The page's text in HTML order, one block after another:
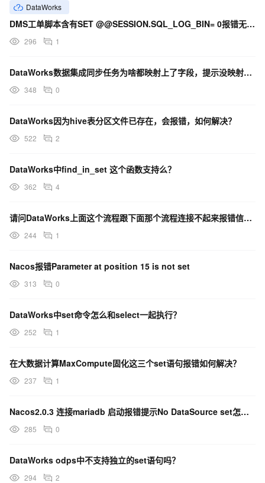
DataWorks
DMS工单脚本含有SET @@SESSION.SQL_LOG_BIN= 0报错无权限
296 1
DataWorks数据集成同步任务为啥都映射上了字段，提示没映射上 然后报错？
348 0
DataWorks因为hive表分区文件已存在，会报错，如何解决？
522 2
DataWorks中find_in_set 这个函数支持么？
362 4
请问DataWorks上面这个流程跟下面那个流程连接不起来报错信息又上角，那该如何操作呢？
244 1
Nacos报错Parameter at position 15 is not set
313 0
DataWorks中set命令怎么和select一起执行？
252 1
在大数据计算MaxCompute固化这三个set语句报错如何解决？
237 1
Nacos2.0.3 连接mariadb 启动报错提示No DataSource set怎么办？
285 0
DataWorks odps中不支持独立的set语句吗？
294 2